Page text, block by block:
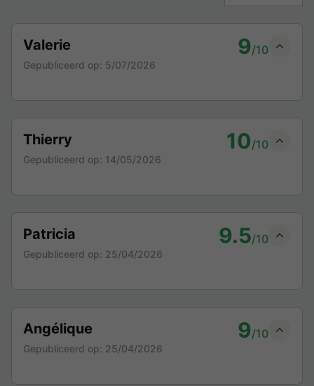
Valerie 9/10
Gepubliceerd op: 5/07/2026
Thierry 10/10
Gepubliceerd op: 14/05/2026
Patricia 9.5/10
Gepubliceerd op: 25/04/2026
Angélique 9/10
Gepubliceerd op: 25/04/2026